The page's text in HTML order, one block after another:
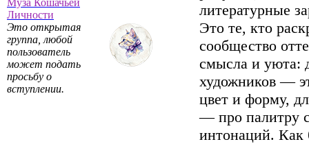
Муза Кошачьей
Личности
Это открытая
группа, любой
пользователь
может подать
просьбу о
вступлении.
литературные
Это те, кто
сообщество
смысла и уюта:
художников —
цвет и форму,
— про палитру
интонаций. Как